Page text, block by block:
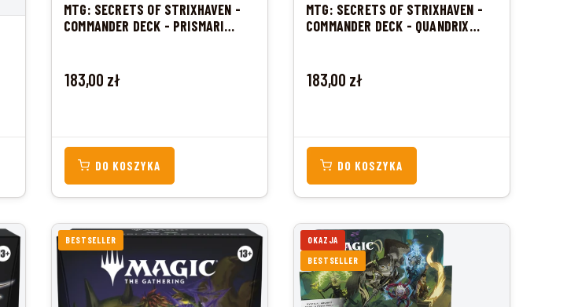
MTG: SECRETS OF STRIXHAVEN -
COMMANDER DECK - PRISMARI
Cena
183,00 zł
DO KOSZYKA
MTG: SECRETS OF STRIXHAVEN -
COMMANDER DECK - QUANDRIX
Cena
183,00 zł
DO KOSZYKA
BESTSELLER
OKAZJA
BESTSELLER